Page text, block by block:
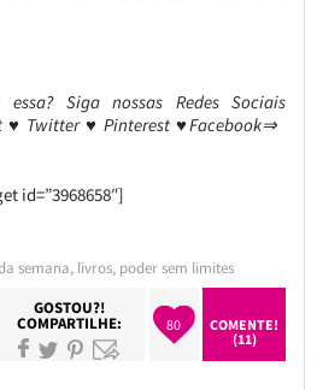
Siga nossas Redes Sociais
♥ Twitter ♥ Pinterest ♥Facebook⇒
id=”3968658″]
semana, livros, poder sem limites
GOSTOU?!
COMPARTILHE: 80
COMENTE!
(11)